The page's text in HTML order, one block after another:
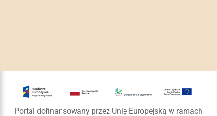
Portal dofinansowany przez Unię Europejską w ramach